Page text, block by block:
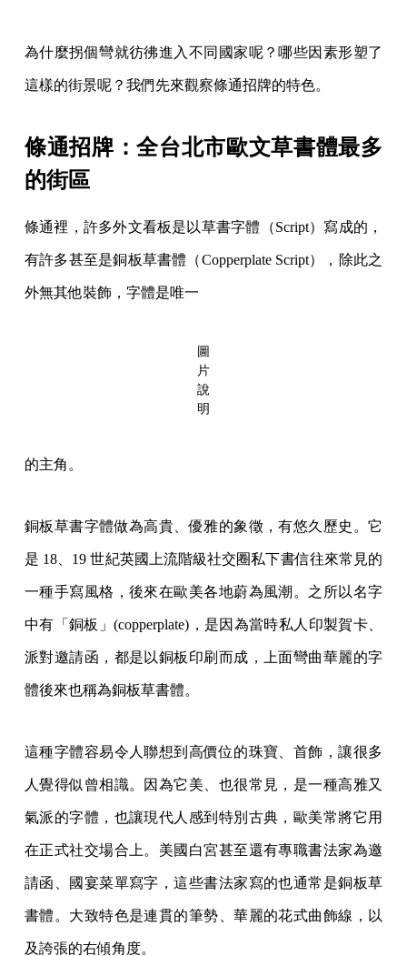
為什麼拐個彎就彷彿進入不同國家呢？哪些因素形塑了
這樣的街景呢？我們先來觀察條通招牌的特色。
條通招牌：全台北市歐文草書體最多
的街區
條通裡，許多外文看板是以草書字體（Script）寫成的，
有許多甚至是銅板草書體（Copperplate Script），除此之
外無其他裝飾，字體是唯一
圖
片
說
明
的主角。
銅板草書字體做為高貴、優雅的象徵，有悠久歷史。它
是 18、19 世紀英國上流階級社交圈私下書信往來常見的
一種手寫風格，後來在歐美各地蔚為風潮。之所以名字
中有「銅板」(copperplate)，是因為當時私人印製賀卡、
派對邀請函，都是以銅板印刷而成，上面彎曲華麗的字
體後來也稱為銅板草書體。
這種字體容易令人聯想到高價位的珠寶、首飾，讓很多
人覺得似曾相識。因為它美、也很常見，是一種高雅又
氣派的字體，也讓現代人感到特別古典，歐美常將它用
在正式社交場合上。美國白宮甚至還有專職書法家為邀
請函、國宴菜單寫字，這些書法家寫的也通常是銅板草
書體。大致特色是連貫的筆勢、華麗的花式曲飾線，以
及誇張的右傾角度。